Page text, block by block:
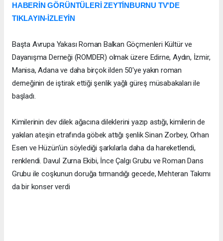
HABERİN GÖRÜNTÜLERİ ZEYTİNBURNU TV'DE
TIKLAYIN-İZLEYİN
Başta Avrupa Yakası Roman Balkan Göçmenleri Kültür ve
Dayanışma Derneği (ROMDER) olmak üzere Edirne, Aydın, İzmir,
Manisa, Adana ve daha birçok ilden 50'ye yakın roman
derneğinin de iştirak ettiği şenlik yağlı güreş müsabakaları ile
başladı.
Kimilerinin dev dilek ağacına dileklerini yazıp astığı, kimilerin de
yakılan ateşin etrafında göbek attığı şenlik Sinan Zorbey, Orhan
Esen ve Hüzün’ün söylediği şarkılarla daha da hareketlendi,
renklendi. Davul Zurna Ekibi, İnce Çalgı Grubu ve Roman Dans
Grubu ile coşkunun doruğa tırmandığı gecede, Mehteran Takımı
da bir konser verdi